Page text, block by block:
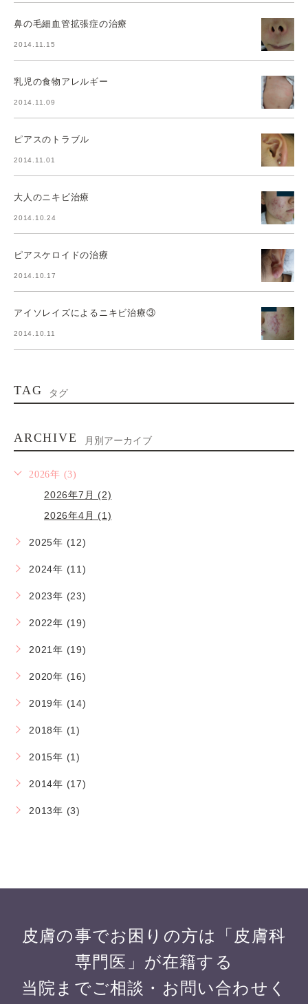
鼻の毛細血管拡張症の治療
2014.11.15
乳児の食物アレルギー
2014.11.09
ピアスのトラブル
2014.11.01
大人のニキビ治療
2014.10.24
ピアスケロイドの治療
2014.10.17
アイソレイズによるニキビ治療③
2014.10.11
TAG タグ
ARCHIVE 月別アーカイブ
2026年 (3)
2026年7月 (2)
2026年4月 (1)
2025年 (12)
2024年 (11)
2023年 (23)
2022年 (19)
2021年 (19)
2020年 (16)
2019年 (14)
2018年 (1)
2015年 (1)
2014年 (17)
2013年 (3)
皮膚の事でお困りの方は「皮膚科
専門医」が在籍する
当院までご相談・お問い合わせく